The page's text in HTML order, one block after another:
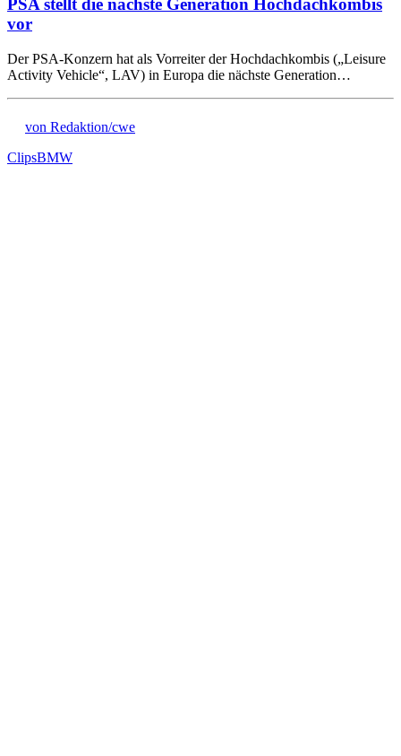
PSA stellt die nächste Generation Hochdachkombis
vor
Der PSA-Konzern hat als Vorreiter der Hochdachkombis („Leisure
Activity Vehicle“, LAV) in Europa die nächste Generation…
von Redaktion/cwe
ClipsBMW